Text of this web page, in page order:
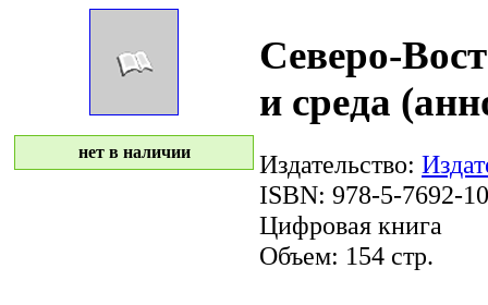
нет в наличии
Северо-
и среда
Издательство:
ISBN: 978-5-7692-
Цифровая книга
Объем: 154 стр.